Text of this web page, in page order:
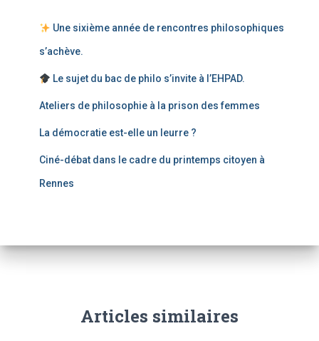
Une sixième année de rencontres philosophiques
s’achève.
Le sujet du bac de philo s’invite à l’EHPAD.
Ateliers de philosophie à la prison des femmes
La démocratie est-elle un leurre ?
Ciné-débat dans le cadre du printemps citoyen à
Rennes
Articles similaires